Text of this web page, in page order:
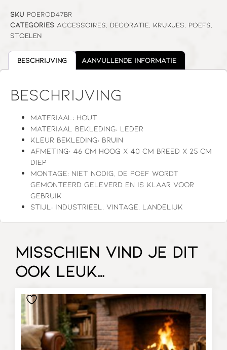
SKU POEROD47BR
Categories Accessoires Decoratie Krukjes Poefs
Stoelen
Beschrijving Aanvullende informatie
Beschrijving
Materiaal: hout
Materiaal bekleding: leder
Kleur bekleding: bruin
Afmeting: 46 cm hoog x 40 cm breed x 25 cm
diep
Montage: niet nodig, de poef wordt
gemonteerd geleverd en is klaar voor
gebruik
Stijl: industrieel, vintage, landelijk
Misschien vind je dit
ook leuk…